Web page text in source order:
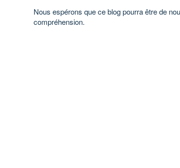
Nous espérons que ce blog pourra être de
compréhension.